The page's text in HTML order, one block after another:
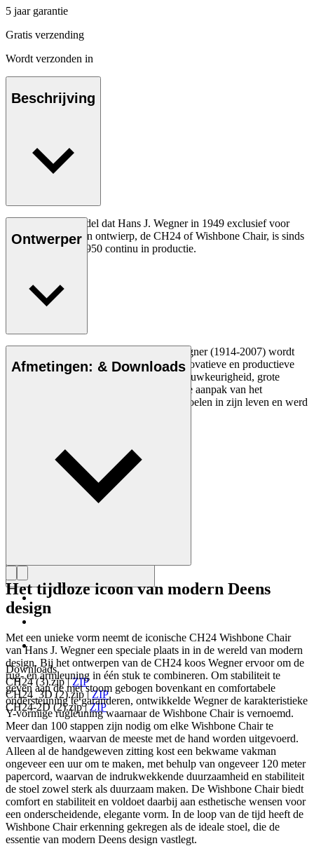
5 jaar garantie
Gratis verzending
Wordt verzonden in
Beschrijving
Het allereerste model dat Hans J. Wegner in 1949 exclusief voor
Carl Hansen & Søn ontwierp, de CH24 of Wishbone Chair, is sinds
de introductie in 1950 continu in productie.
Ontwerper
De Deense meubelontwerper Hans J. Wegner (1914-2007) wordt
gezien als een van de meest creatieve, innovatieve en productieve
ontwerpers aller tijden, bekend om zijn nauwkeurigheid, grote
inzicht in vakmanschap en compromisloze aanpak van het
ontwerpen. Wegner ontwierp bijna 500 stoelen in zijn leven en werd
Afmetingen: & Downloads
Downloads
CH24 (3).zip|ZIP
CH24_3D (2).zip|ZIP
CH24-2D (2).zip|ZIP
Het tijdloze icoon van modern Deens
design
Met een unieke vorm neemt de iconische CH24 Wishbone Chair
van Hans J. Wegner een speciale plaats in in de wereld van modern
design. Bij het ontwerpen van de CH24 koos Wegner ervoor om de
rug- en armleuning in één stuk te combineren. Om stabiliteit te
geven aan de met stoom gebogen bovenkant en comfortabele
ondersteuning te garanderen, ontwikkelde Wegner de karakteristieke
Y-vormige rugleuning waarnaar de Wishbone Chair is vernoemd.
Meer dan 100 stappen zijn nodig om elke Wishbone Chair te
vervaardigen, waarvan de meeste met de hand worden uitgevoerd.
Alleen al de handgeweven zitting kost een bekwame vakman
ongeveer een uur om te maken, met behulp van ongeveer 120 meter
papercord, waarvan de indrukwekkende duurzaamheid en stabiliteit
de stoel zowel sterk als duurzaam maken. De Wishbone Chair biedt
comfort en stabiliteit en voldoet daarbij aan esthetische wensen voor
een onderscheidende, elegante vorm. In de loop van de tijd heeft de
Wishbone Chair erkenning gekregen als de ideale stoel, die de
essentie van modern Deens design vastlegt.